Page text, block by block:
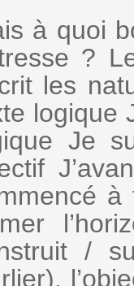
à quoi
?
les
logique
Je
/